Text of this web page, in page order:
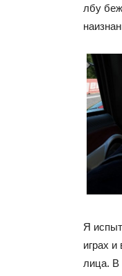
лбу
Я
играх
лица. В